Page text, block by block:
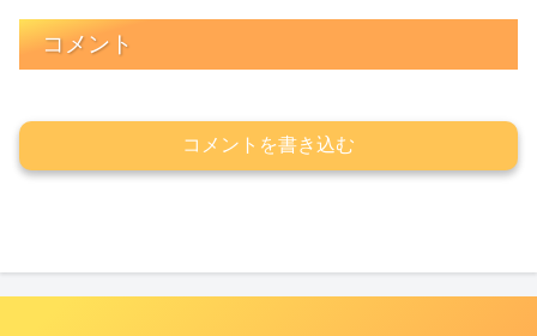
コメント
コメントを書き込む